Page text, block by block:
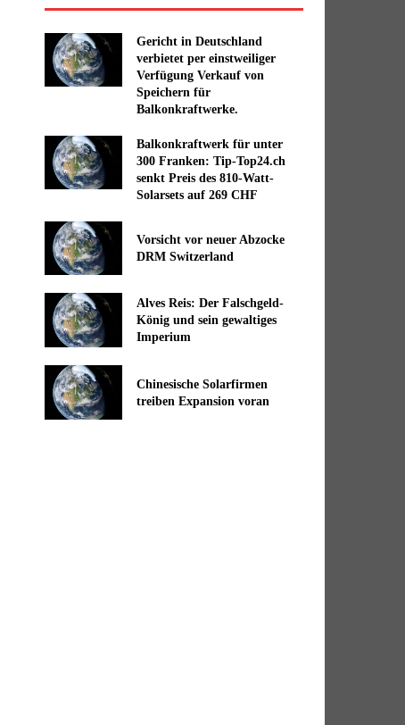
Gericht in Deutschland
verbietet per einstweiliger
Verfügung Verkauf von
Speichern für
Balkonkraftwerke.
Balkonkraftwerk für unter
300 Franken: Tip-Top24.ch
senkt Preis des 810-Watt-
Solarsets auf 269 CHF
Vorsicht vor neuer Abzocke
DRM Switzerland
Alves Reis: Der Falschgeld-
König und sein gewaltiges
Imperium
Chinesische Solarfirmen
treiben Expansion voran